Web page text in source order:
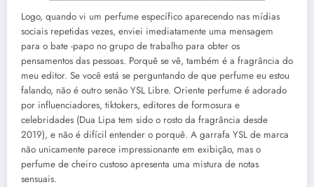
Logo, quando vi um perfume específico aparecendo nas mídias
sociais repetidas vezes, enviei imediatamente uma mensagem
para o bate -papo no grupo de trabalho para obter os
pensamentos das pessoas. Porquê se vê, também é a fragrância do
meu editor. Se você está se perguntando de que perfume eu estou
falando, não é outro senão YSL Libre. Oriente perfume é adorado
por influenciadores, tiktokers, editores de formosura e
celebridades (Dua Lipa tem sido o rosto da fragrância desde
2019), e não é difícil entender o porquê. A garrafa YSL de marca
não unicamente parece impressionante em exibição, mas o
perfume de cheiro custoso apresenta uma mistura de notas
sensuais.